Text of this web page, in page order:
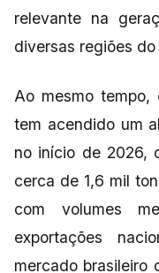
relevante na
diversas regiões do
Ao mesmo
tem acendido um
no início de 2026,
cerca de 1,6 mil
com volumes
exportações
mercado brasileiro